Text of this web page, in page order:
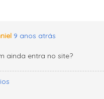
9 anos atrás
ainda entra no site?